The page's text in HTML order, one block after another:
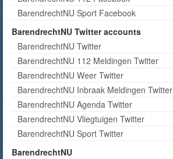
BarendrechtNU Sport Facebook
BarendrechtNU Twitter accounts
BarendrechtNU Twitter
BarendrechtNU 112 Meldingen Twitter
BarendrechtNU Weer Twitter
BarendrechtNU Inbraak Meldingen Twitter
BarendrechtNU Agenda Twitter
BarendrechtNU Vliegtuigen Twitter
BarendrechtNU Sport Twitter
BarendrechtNU